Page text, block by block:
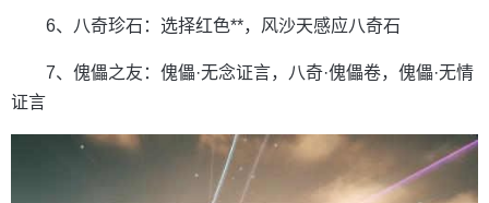
6、八奇珍石：选择红色**，风沙天感应八奇石
7、傀儡之友：傀儡·无念证言，八奇·傀儡卷，傀儡·无情
证言